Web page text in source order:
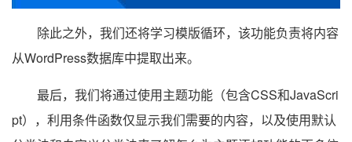
除此之外，我们还将学习模版循环，该功能负责将内容
从WordPress数据库中提取出来。
最后，我们将通过使用主题功能（包含CSS和JavaScri
pt），利用条件函数仅显示我们需要的内容，以及使用默认